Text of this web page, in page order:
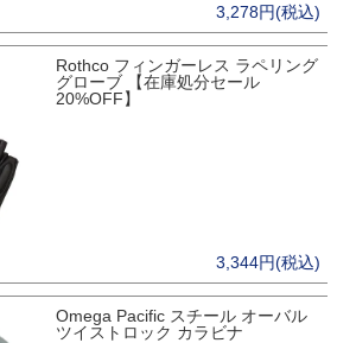
3,278円(税込)
Rothco フィンガーレス ラペリング
グローブ 【在庫処分セール
20%OFF】
3,344円(税込)
Omega Pacific スチール オーバル
ツイストロック カラビナ